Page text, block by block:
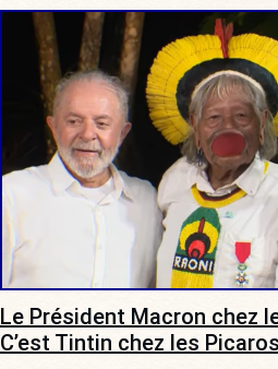
Le Président Macron chez
C’est Tintin chez les